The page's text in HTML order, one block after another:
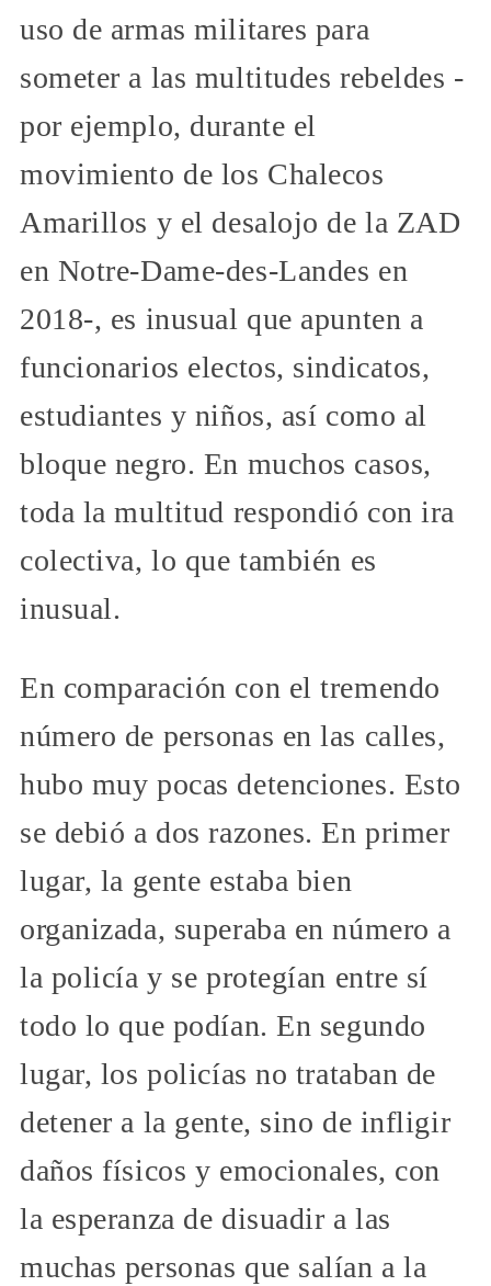
uso de armas militares para
someter a las multitudes rebeldes -
por ejemplo, durante el
movimiento de los Chalecos
Amarillos y el desalojo de la ZAD
en Notre-Dame-des-Landes en
2018-, es inusual que apunten a
funcionarios electos, sindicatos,
estudiantes y niños, así como al
bloque negro. En muchos casos,
toda la multitud respondió con ira
colectiva, lo que también es
inusual.
En comparación con el tremendo
número de personas en las calles,
hubo muy pocas detenciones. Esto
se debió a dos razones. En primer
lugar, la gente estaba bien
organizada, superaba en número a
la policía y se protegían entre sí
todo lo que podían. En segundo
lugar, los policías no trataban de
detener a la gente, sino de infligir
daños físicos y emocionales, con
la esperanza de disuadir a las
muchas personas que salían a la